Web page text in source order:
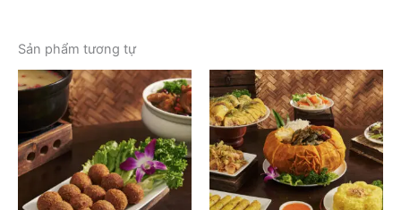
Sản phẩm tương tự